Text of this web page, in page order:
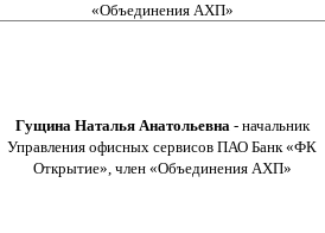
«Объединения АХП»
Гущина Наталья Анатольевна - начальник
Управления офисных сервисов ПАО Банк «ФК
Открытие», член «Объединения АХП»